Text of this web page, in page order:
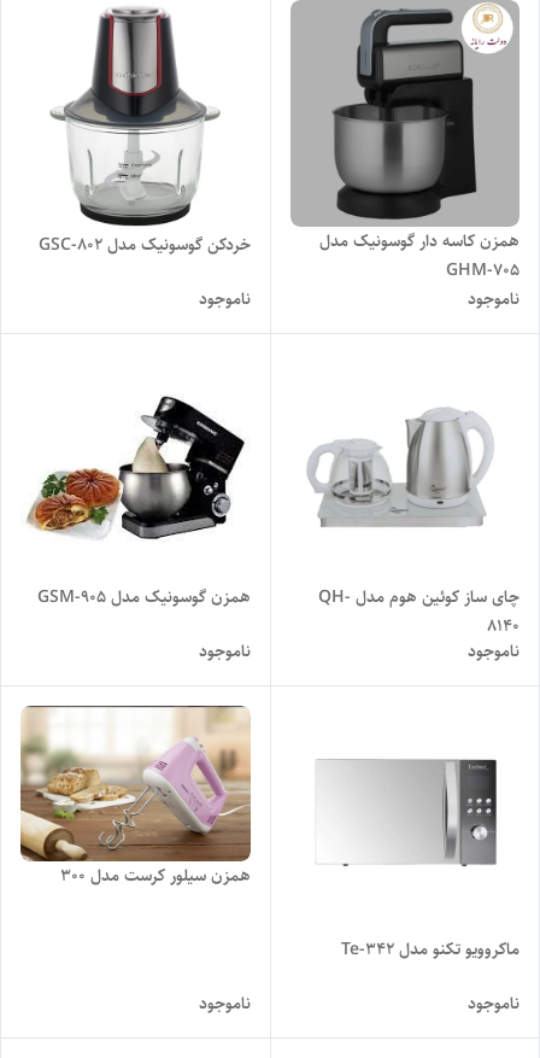
همزن کاسه دار گوسونیک مدل
GHM-705
ناموجود
خردکن گوسونیک مدل GSC-802
ناموجود
چای ساز کوئین هوم مدل QH-
8140
ناموجود
همزن گوسونیک مدل GSM-905
ناموجود
ماکروویو تکنو مدل Te-342
ناموجود
همزن سیلور کرست مدل 300
ناموجود